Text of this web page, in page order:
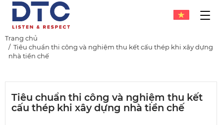
Trang chủ
Tiêu chuẩn thi công và nghiệm thu kết cấu thép khi xây dựng
nhà tiền chế
Tiêu chuẩn thi công và nghiệm thu kết
cấu thép khi xây dựng nhà tiền chế